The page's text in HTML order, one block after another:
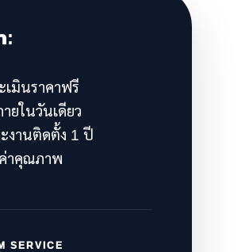
:
มินราคาฟรี
ยในวันเดียว
งานติดตั้ง 1 ปี
าคุณภาพ
SERVICE